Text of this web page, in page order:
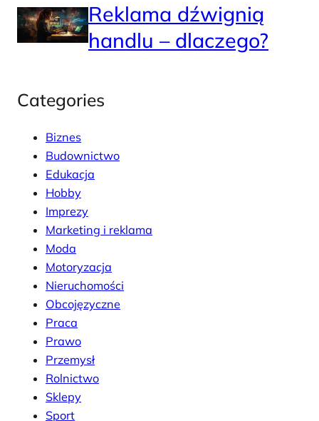
Reklama dźwignią
handlu – dlaczego?
Categories
Biznes
Budownictwo
Edukacja
Hobby
Imprezy
Marketing i reklama
Moda
Motoryzacja
Nieruchomości
Obcojęzyczne
Praca
Prawo
Przemysł
Rolnictwo
Sklepy
Sport